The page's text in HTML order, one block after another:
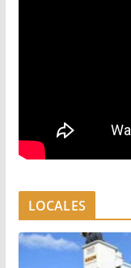
LOCALES